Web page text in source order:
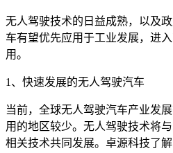
无人驾驶技术的日益成熟，以及
车有望优先应用于工业发展，进
用。
1、快速发展的无人驾驶汽车
当前，全球无人驾驶汽车产业发
用的地区较少。无人驾驶技术将
相关技术共同发展。卓源科技了